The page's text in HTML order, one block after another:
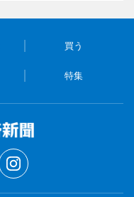
買う
特集